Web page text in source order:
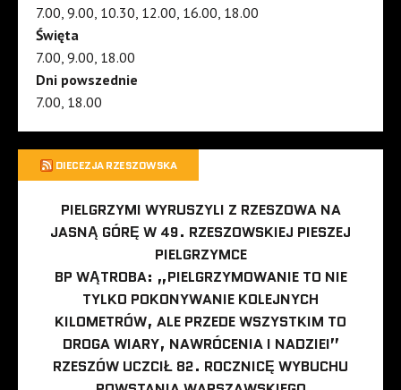
7.00, 9.00, 10.30, 12.00, 16.00, 18.00
Święta
7.00, 9.00, 18.00
Dni powszednie
7.00, 18.00
DIECEZJA RZESZOWSKA
PIELGRZYMI WYRUSZYLI Z RZESZOWA NA
JASNĄ GÓRĘ W 49. RZESZOWSKIEJ PIESZEJ
PIELGRZYMCE
BP WĄTROBA: „PIELGRZYMOWANIE TO NIE
TYLKO POKONYWANIE KOLEJNYCH
KILOMETRÓW, ALE PRZEDE WSZYSTKIM TO
DROGA WIARY, NAWRÓCENIA I NADZIEI”
RZESZÓW UCZCIŁ 82. ROCZNICĘ WYBUCHU